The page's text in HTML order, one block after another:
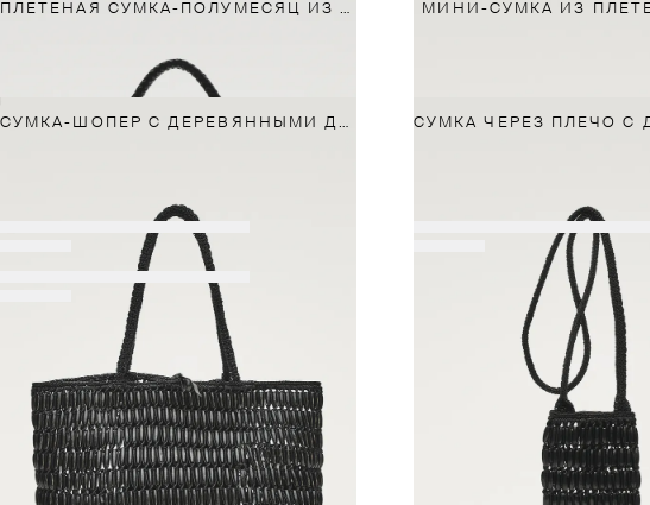
ПЛЕТЕНАЯ СУМКА-ПОЛУМЕСЯЦ ИЗ КОЖИ МИНИ-СУМКА ИЗ
СУМКА-ШОПЕР С ДЕРЕВЯННЫМИ ДЕТАЛЯМИ